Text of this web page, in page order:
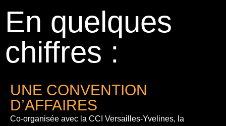
En quelques
chiffres :
UNE CONVENTION
D’AFFAIRES
Co-organisée avec la CCI Versailles-Yvelines, la